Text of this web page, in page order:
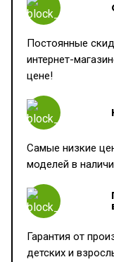
Постоянные
интернет-
цене!
Самые низкие
моделей в
Гарантия от
детских и